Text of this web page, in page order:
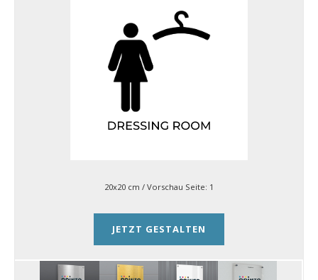
20x20 cm / Vorschau Seite: 1
JETZT GESTALTEN